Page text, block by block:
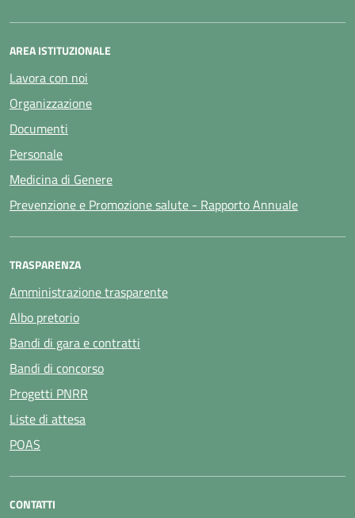
AREA ISTITUZIONALE
Lavora con noi
Organizzazione
Documenti
Personale
Medicina di Genere
Prevenzione e Promozione salute - Rapporto Annuale
TRASPARENZA
Amministrazione trasparente
Albo pretorio
Bandi di gara e contratti
Bandi di concorso
Progetti PNRR
Liste di attesa
POAS
CONTATTI